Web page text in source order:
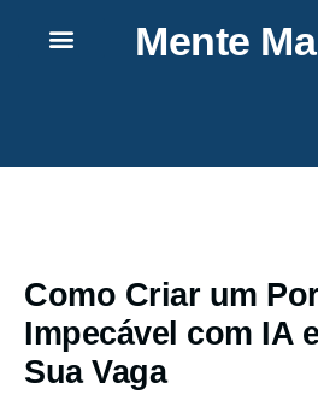
Mente
Como Criar um
Impecável com IA
Sua Vaga